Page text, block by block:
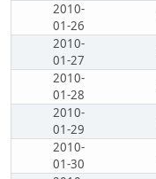
2010-
01-26
2010-
01-27
2010-
01-28
2010-
01-29
2010-
01-30